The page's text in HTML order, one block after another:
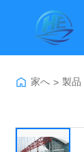
家へ > 製品